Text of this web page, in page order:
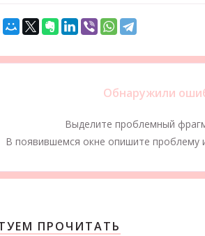
Обнаружили
Выделите проблемный
В появившемся окне опишите проблему
ПРОЧИТАТЬ